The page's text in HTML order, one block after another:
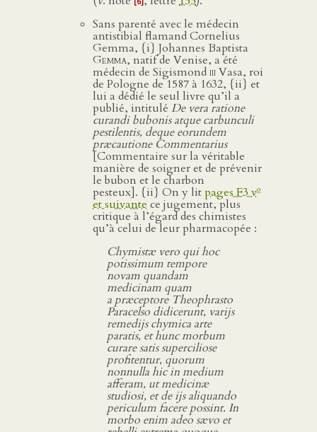
Sans parenté avec le médecin
antistibial flamand Cornelius
Gemma, {i} Johannes Baptista
Gemma, natif de Venise, a été
médecin de SigismondiiiVasa, roi
de Pologne de 1587 à 1632, {ii} et
lui a dédié le seul livre qu’il a
publié, intitulé De vera ratione
curandi bubonis atque carbunculi
pestilentis, deque eorundem
præcautione Commentarius
[Commentaire sur la véritable
manière de soigner et de prévenir
le bubon et le charbon
pesteux]. {ii} On y litpages F3 vo
et suivante ce jugement, plus
critique à l’égard des chimistes
qu’à celui de leur pharmacopée :
Chymistæ vero qui hoc
potissimum tempore
novam quandam
medicinam quam
a præceptore Theophrasto
Paracelso didicerunt, varijs
remedijs chymica arte
paratis, et hunc morbum
curare satis superciliose
profitentur, quorum
nonnulla hic in medium
afferam, ut medicinæ
studiosi, et de ijs aliquando
periculum facere possint. In
morbo enim adeo sævo et